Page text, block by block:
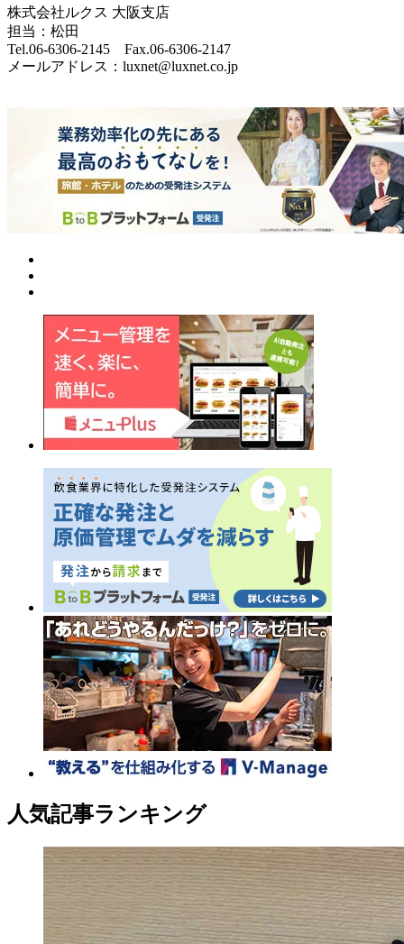
株式会社ルクス 大阪支店
担当：松田
Tel.06-6306-2145 Fax.06-6306-2147
メールアドレス：luxnet@luxnet.co.jp
人気記事ランキング